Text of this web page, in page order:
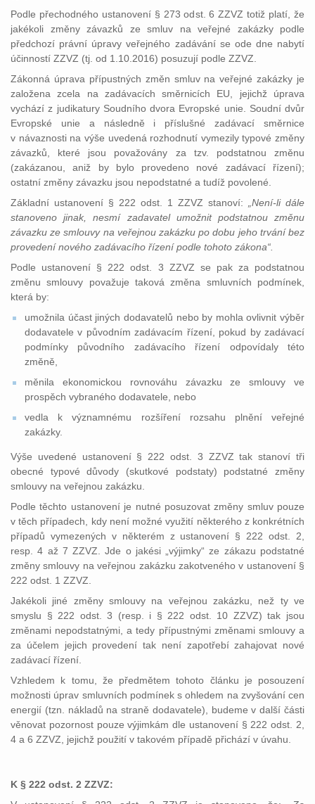
Podle přechodného ustanovení § 273 odst. 6 ZZVZ totiž platí, že
jakékoli změny závazků ze smluv na veřejné zakázky podle
předchozí právní úpravy veřejného zadávání se ode dne nabytí
účinností ZZVZ (tj. od 1.10.2016) posuzují podle ZZVZ.
Zákonná úprava přípustných změn smluv na veřejné zakázky je
založena zcela na zadávacích směrnicích EU, jejichž úprava
vychází z judikatury Soudního dvora Evropské unie. Soudní dvůr
Evropské unie a následně i příslušné zadávací směrnice
v návaznosti na výše uvedená rozhodnutí vymezily typové změny
závazků, které jsou považovány za tzv. podstatnou změnu
(zakázanou, aniž by bylo provedeno nové zadávací řízení);
ostatní změny závazku jsou nepodstatné a tudíž povolené.
Základní ustanovení § 222 odst. 1 ZZVZ stanoví:
„Není-li dále
stanoveno jinak, nesmí zadavatel umožnit podstatnou změnu
závazku ze smlouvy na veřejnou zakázku po dobu jeho trvání bez
provedení nového zadávacího řízení podle tohoto zákona“.
Podle ustanovení § 222 odst. 3 ZZVZ se pak za podstatnou
změnu smlouvy považuje taková změna smluvních podmínek,
která by:
umožnila účast jiných dodavatelů nebo by mohla ovlivnit výběr
dodavatele v původním zadávacím řízení, pokud by zadávací
podmínky původního zadávacího řízení odpovídaly této
změně,
měnila ekonomickou rovnováhu závazku ze smlouvy ve
prospěch vybraného dodavatele, nebo
vedla k významnému rozšíření rozsahu plnění veřejné
zakázky.
Výše uvedené ustanovení § 222 odst. 3 ZZVZ tak stanoví tři
obecné typové důvody (skutkové podstaty) podstatné změny
smlouvy na veřejnou zakázku.
Podle těchto ustanovení je nutné posuzovat změny smluv pouze
v těch případech, kdy není možné využití některého z konkrétních
případů vymezených v některém z ustanovení § 222 odst. 2,
resp. 4 až 7 ZZVZ. Jde o jakési „výjimky“ ze zákazu podstatné
změny smlouvy na veřejnou zakázku zakotveného v ustanovení §
222 odst. 1 ZZVZ.
Jakékoli jiné změny smlouvy na veřejnou zakázku, než ty ve
smyslu § 222 odst. 3 (resp. i § 222 odst. 10 ZZVZ) tak jsou
změnami nepodstatnými, a tedy přípustnými změnami smlouvy a
za účelem jejich provedení tak není zapotřebí zahajovat nové
zadávací řízení.
Vzhledem k tomu, že předmětem tohoto článku je posouzení
možnosti úprav smluvních podmínek s ohledem na zvyšování cen
energií (tzn. nákladů na straně dodavatele), budeme v další části
věnovat pozornost pouze výjimkám dle ustanovení § 222 odst. 2,
4 a 6 ZZVZ, jejichž použití v takovém případě přichází v úvahu.
K § 222 odst. 2 ZZVZ: